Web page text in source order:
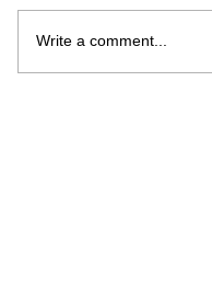
Write a comment...